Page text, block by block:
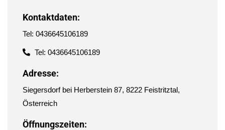
Kontaktdaten:
Tel: 0436645106189
Tel: 0436645106189
Adresse:
Siegersdorf bei Herberstein 87, 8222 Feistritztal,
Österreich
Öffnungszeiten: